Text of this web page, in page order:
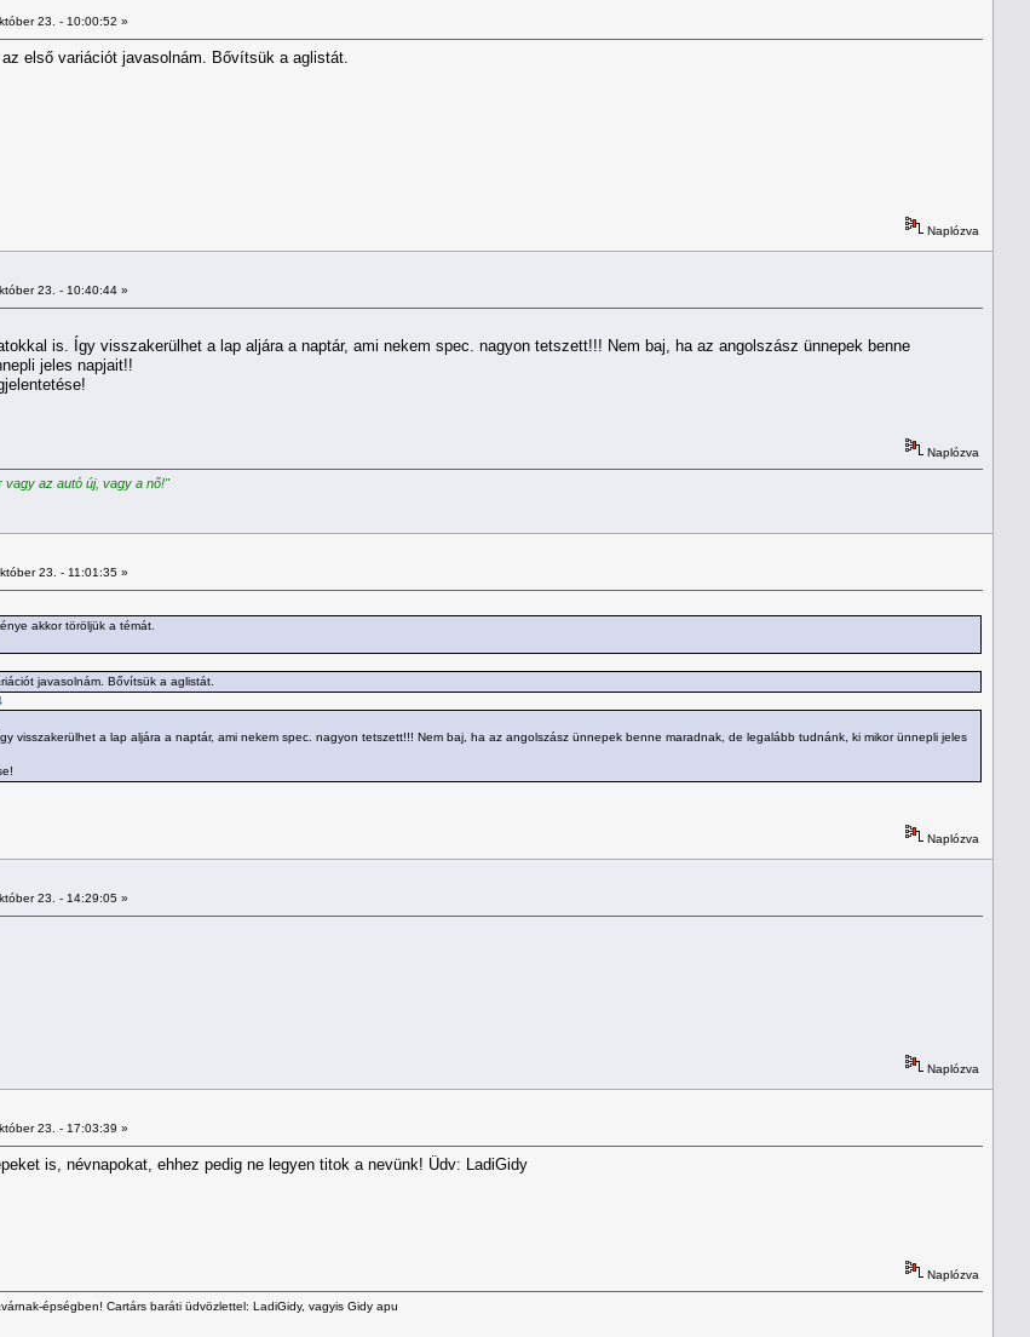
23. - 10:00:52 »
első variációt javasolnám. Bővítsük a aglistát.
Naplózva
23. - 10:40:44 »
is. Így visszakerülhet a lap aljára a naptár, ami nekem spec. nagyon tetszett!!! Nem baj, ha az angolszász ünnepek benne
jeles napjait!!
Naplózva
vagy az autó új, vagy a nő!"
23. - 11:01:35 »
akkor töröljük a témát.
javasolnám. Bővítsük a aglistát.
visszakerülhet a lap aljára a naptár, ami nekem spec. nagyon tetszett!!! Nem baj, ha az angolszász ünnepek benne maradnak, de legalább tudnánk, ki mikor ünnepli jeles
Naplózva
23. - 14:29:05 »
Naplózva
23. - 17:03:39 »
is, névnapokat, ehhez pedig ne legyen titok a nevünk! Üdv: LadiGidy
Naplózva
épségben! Cartárs baráti üdvözlettel: LadiGidy, vagyis Gidy apu